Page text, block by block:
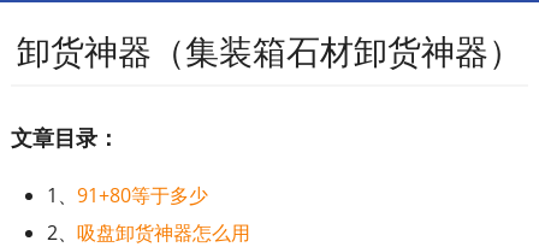
卸货神器（集装箱石材卸货神器）
文章目录：
1、 91+80等于多少
2、 吸盘卸货神器怎么用